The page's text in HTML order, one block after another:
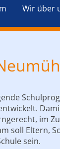
Wir über
im
soll Eltern,
sein.